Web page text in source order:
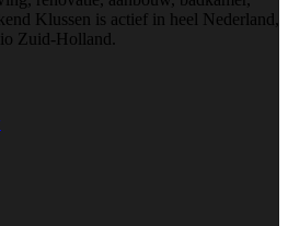
Klussen is actief in heel Nederland,
Zuid-Holland.